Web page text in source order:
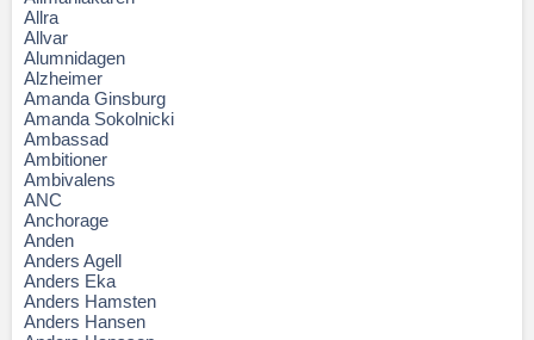
Allra
Allvar
Alumnidagen
Alzheimer
Amanda Ginsburg
Amanda Sokolnicki
Ambassad
Ambitioner
Ambivalens
ANC
Anchorage
Anden
Anders Agell
Anders Eka
Anders Hamsten
Anders Hansen